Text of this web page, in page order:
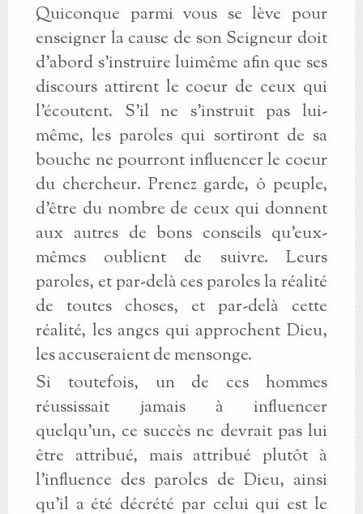
Quiconque parmi vous se lève pour
enseigner la cause de son Seigneur doit
d'abord s'instruire luimême afin que ses
discours attirent le coeur de ceux qui
l'écoutent. S'il ne s'instruit pas lui-
même, les paroles qui sortiront de sa
bouche ne pourront influencer le coeur
du chercheur. Prenez garde, ô peuple,
d'être du nombre de ceux qui donnent
aux autres de bons conseils qu'eux-
mêmes oublient de suivre. Leurs
paroles, et par-delà ces paroles la réalité
de toutes choses, et par-delà cette
réalité, les anges qui approchent Dieu,
les accuseraient de mensonge.
Si toutefois, un de ces hommes
réussissait jamais à influencer
quelqu'un, ce succès ne devrait pas lui
être attribué, mais attribué plutôt à
l'influence des paroles de Dieu, ainsi
qu'il a été décrété par celui qui est le